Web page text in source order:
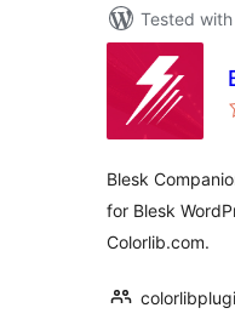
Tested
Blesk
for Blesk
Colorlib.com.